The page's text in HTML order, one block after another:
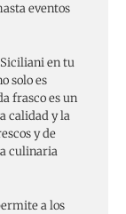
eventos
en tu
solo es
frasco es un
calidad y la
y de
culinaria
a los